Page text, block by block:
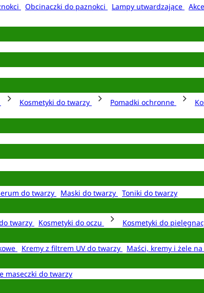
Obcinaczki do paznokci Lampy utwardzające
Kosmetyki do twarzy Pomadki ochronne
do twarzy Maski do twarzy
Toniki do twarzy
twarzy Kosmetyki do oczu Kosmetyki do
Kremy z filtrem UV do twarzy
Maści, kremy i żele
maseczki do twarzy